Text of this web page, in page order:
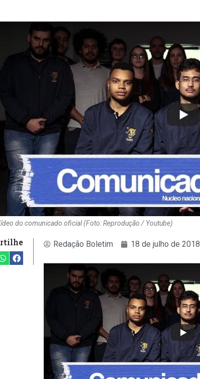
do comunicado oficial (Foto: Reprodução / Youtube)
Redação Boletim 18 de julho de 2018